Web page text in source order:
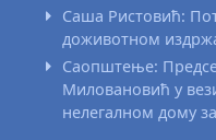
Саша Ристовић:
доживотном
Саопштење:
Миловановић у
нелегалном дому